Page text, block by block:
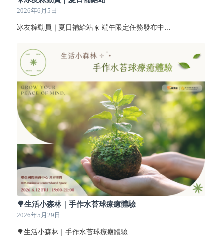
2026年6月5日
冰友粽動員｜夏日補給站☀️ 端午限定任務發布中…
🌳生活小森林｜手作水苔球療癒體驗
2026年5月29日
🌳生活小森林｜手作水苔球療癒體驗